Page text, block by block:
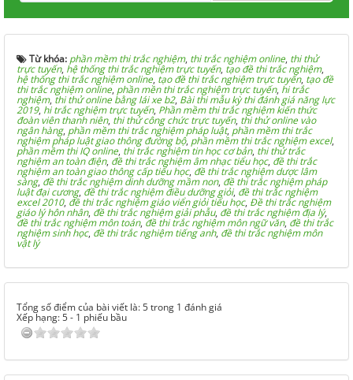
Từ khóa: phần mềm thi trắc nghiệm, thi trắc nghiệm online, thi thử
trực tuyến, hệ thống thi trắc nghiệm trực tuyến, tạo đề thi trắc nghiệm,
hệ thống thi trắc nghiệm online, tạo đề thi trắc nghiệm trực tuyến, tạo đề
thi trắc nghiệm online, phần mền thi trắc nghiệm trực tuyến, hi trắc
nghiệm, thi thử online bằng lái xe b2, Bài thi mẫu kỳ thi đánh giá năng lực
2019, hi trắc nghiệm trực tuyến, Phần mềm thi trắc nghiệm kiến thức
đoàn viên thanh niên, thi thử công chức trực tuyến, thi thử online vào
ngân hàng, phần mềm thi trắc nghiệm pháp luật, phần mềm thi trắc
nghiệm pháp luật giao thông đường bộ, phần mềm thi trắc nghiệm excel,
phần mềm thi IQ online, thi trắc nghiệm tin học cơ bản, thi thử trắc
nghiệm an toàn điện, đề thi trắc nghiệm âm nhạc tiểu học, đề thi trắc
nghiệm an toàn giao thông cấp tiểu học, đề thi trắc nghiệm dược lâm
sàng, đề thi trắc nghiệm dinh dưỡng mầm non, đề thi trắc nghiệm pháp
luật đại cương, đề thi trắc nghiệm điều dưỡng giỏi, đề thi trắc nghiệm
excel 2010, đề thi trắc nghiệm giáo viển giỏi tiểu học, Đề thi trắc nghiệm
giáo lý hôn nhân, đề thi trắc nghiệm giải phẫu, đề thi trắc nghiệm địa lý,
đề thi trắc nghiệm môn toán, đề thi trắc nghiệm môn ngữ văn, đề thi trắc
nghiệm sinh học, đề thi trắc nghiệm tiếng anh, đề thi trắc nghiệm môn
vật lý
Tổng số điểm của bài viết là: 5 trong 1 đánh giá
Xếp hạng:5- 1 phiếu bầu